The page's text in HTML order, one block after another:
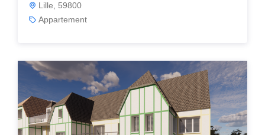
Lille, 59800
Appartement